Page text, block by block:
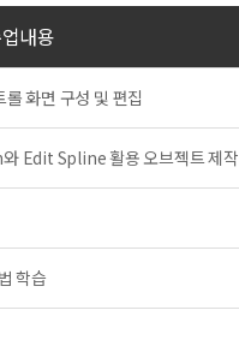
내용
화면 구성 및 편집
Edit Spline 활용 오브젝트 제작
학습